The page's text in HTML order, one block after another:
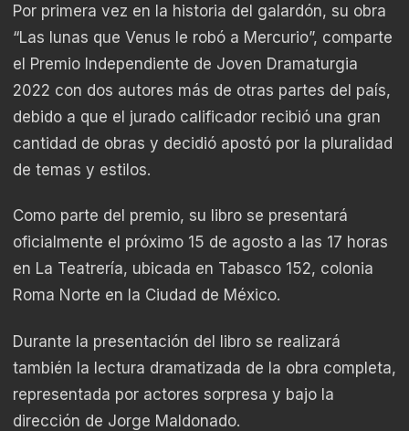
Por primera vez en la historia del galardón, su obra
“Las lunas que Venus le robó a Mercurio”, comparte
el Premio Independiente de Joven Dramaturgia
2022 con dos autores más de otras partes del país,
debido a que el jurado calificador recibió una gran
cantidad de obras y decidió apostó por la pluralidad
de temas y estilos.
Como parte del premio, su libro se presentará
oficialmente el próximo 15 de agosto a las 17 horas
en La Teatrería, ubicada en Tabasco 152, colonia
Roma Norte en la Ciudad de México.
Durante la presentación del libro se realizará
también la lectura dramatizada de la obra completa,
representada por actores sorpresa y bajo la
dirección de Jorge Maldonado.